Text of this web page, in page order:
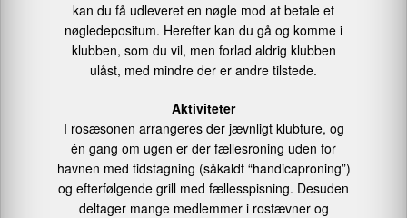
kan du få udleveret en nøgle mod at betale et
nøgledepositum. Herefter kan du gå og komme i
klubben, som du vil, men forlad aldrig klubben
ulåst, med mindre der er andre tilstede.
Aktiviteter
I rosæsonen arrangeres der jævnligt klubture, og
én gang om ugen er der fællesroning uden for
havnen med tidstagning (såkaldt “handicaproning”)
og efterfølgende grill med fællesspisning. Desuden
deltager mange medlemmer i rostævner og